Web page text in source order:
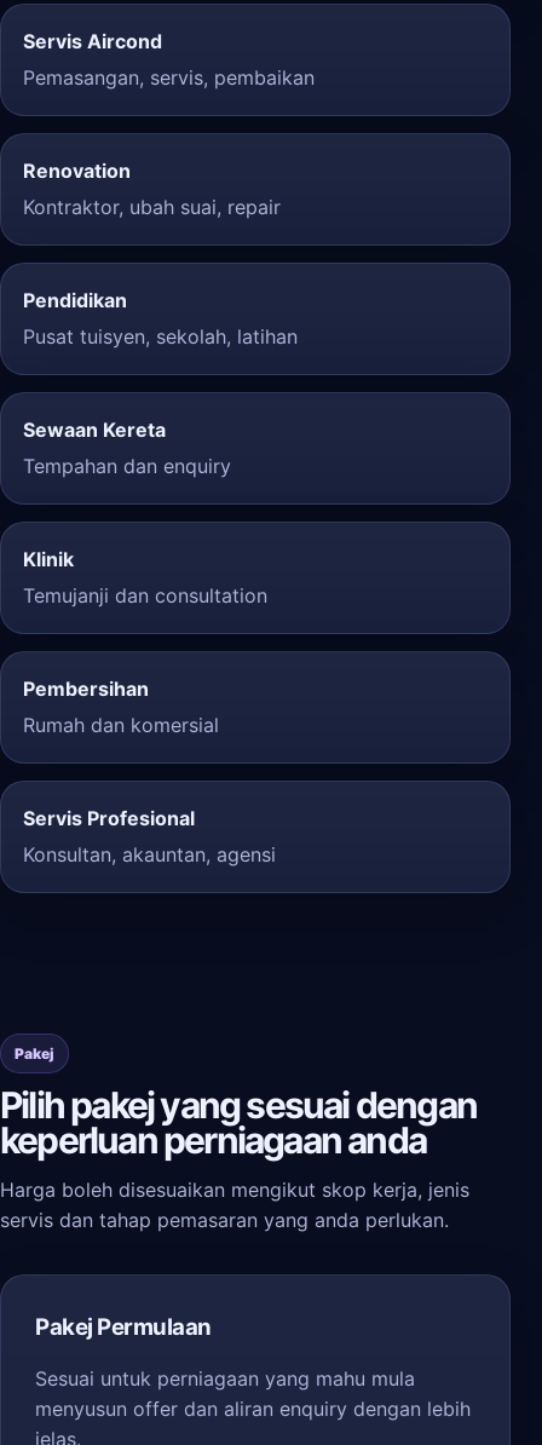
Servis Aircond
Pemasangan, servis, pembaikan
Renovation
Kontraktor, ubah suai, repair
Pendidikan
Pusat tuisyen, sekolah, latihan
Sewaan Kereta
Tempahan dan enquiry
Klinik
Temujanji dan consultation
Pembersihan
Rumah dan komersial
Servis Profesional
Konsultan, akauntan, agensi
Pakej
Pilih pakej yang sesuai dengan
keperluan perniagaan anda
Harga boleh disesuaikan mengikut skop kerja, jenis
servis dan tahap pemasaran yang anda perlukan.
Pakej Permulaan
Sesuai untuk perniagaan yang mahu mula
menyusun offer dan aliran enquiry dengan lebih
jelas.